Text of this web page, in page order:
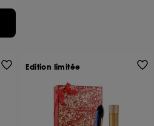
Edition limitée